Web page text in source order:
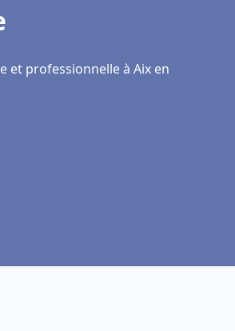
et professionnelle à Aix en